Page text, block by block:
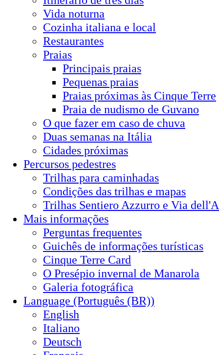
Vida noturna
Cozinha italiana e local
Restaurantes
Praias
Principais praias
Pequenas praias
Praias próximas às Cinque Terre
Praia de nudismo de Guvano
O que fazer em caso de chuva
Duas semanas na Itália
Cidades próximas
Percursos pedestres
Trilhas para caminhadas
Condições das trilhas e mapas
Trilhas Sentiero Azzurro e Via
Mais informações
Perguntas frequentes
Guichês de informações turísticas
Cinque Terre Card
O Presépio invernal de Manarola
Galeria fotográfica
Language (Português (BR))
English
Italiano
Deutsch